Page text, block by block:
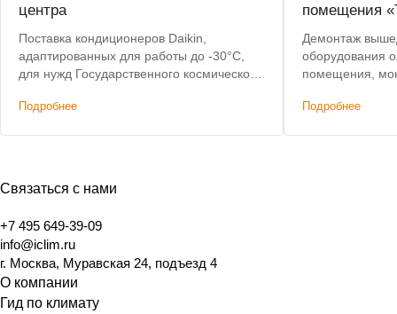
центра
Поставка кондиционеров Daikin,
адаптированных для работы до -30°C,
для нужд Государственного космического
М.В.Хруничева
Подробнее
помещения
Демонтаж
оборудования
помещения,
Скидка: 45%
Подробнее
Связаться с нами
+7 495 649-39-09
info@iclim.ru
г. Москва, Муравская 24, подъезд 4
О компании
Гид по климату